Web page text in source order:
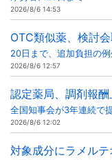
2026/8/6 14:53
OTC類似薬、検討
20日まで、追加負担の
2026/8/6 12:57
認定薬局、調剤報酬
全国知事会が3年連続で
2026/8/6 12:02
対象成分にラメルテ